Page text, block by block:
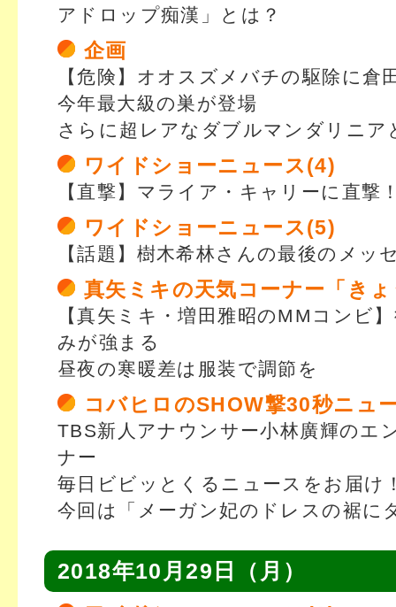
アドロップ痴漢」とは？
企画
【危険】オオスズメバチの駆除に倉
今年最大級の巣が登場
さらに超レアなダブルマンダリニア
ワイドショーニュース(4)
【直撃】マライア・キャリーに直撃
ワイドショーニュース(5)
【話題】樹木希林さんの最後のメッ
真矢ミキの天気コーナー「き
【真矢ミキ・増田雅昭のMMコンビ
みが強まる
昼夜の寒暖差は服装で調節を
コバヒロのSHOW撃30秒ニュ
TBS新人アナウンサー小林廣輝のエ
ナー
毎日ビビッとくるニュースをお届け
今回は「メーガン妃のドレスの裾に
2018年10月29日（月）